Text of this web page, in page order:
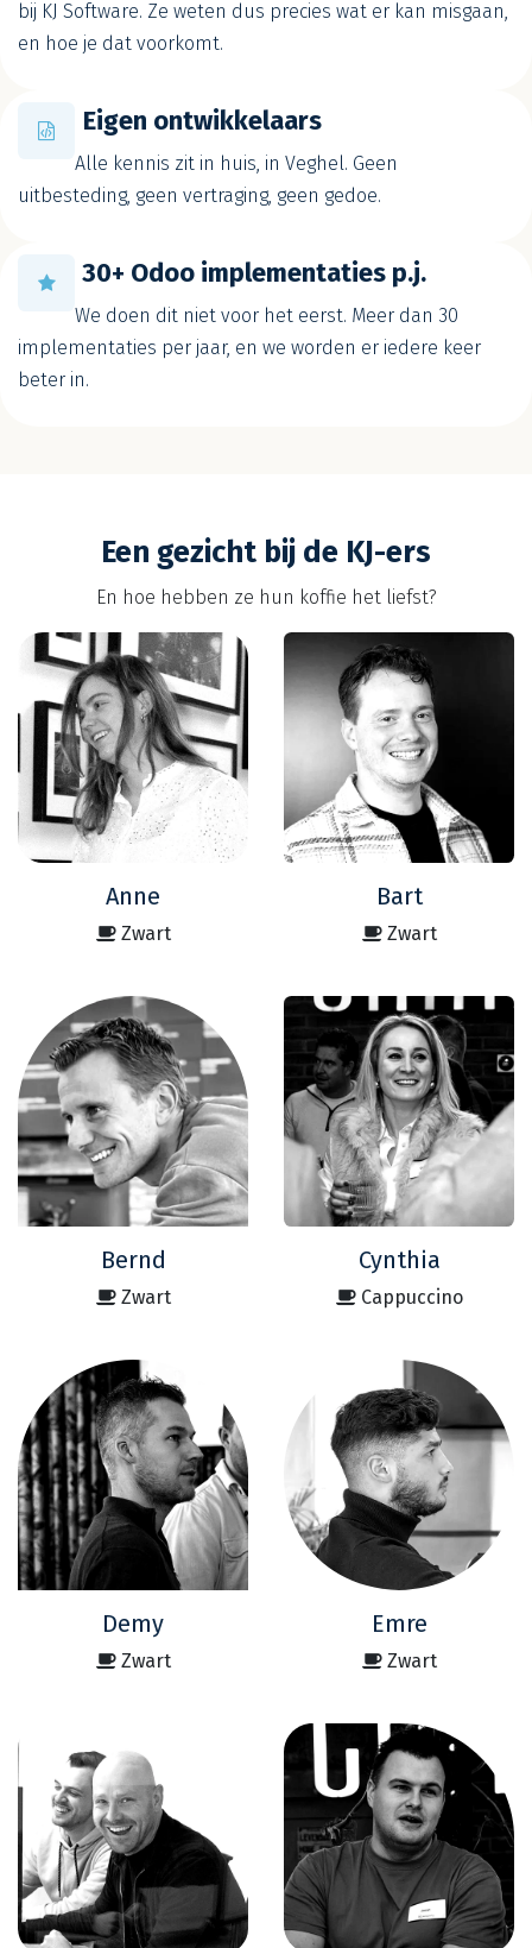
bij KJ Software. Ze weten dus precies wat er kan misgaan,
en hoe je dat voorkomt.
Eigen ontwikkelaars
Alle kennis zit in huis, in Veghel. Geen
uitbesteding, geen vertraging, geen gedoe.
30+ Odoo implementaties p.j.
We doen dit niet voor het eerst. Meer dan 30
implementaties per jaar, en we worden er iedere keer
beter in.
Een gezicht bij de KJ-ers
En hoe hebben ze hun koffie het liefst?
Anne
Zwart
Bart
Zwart
Bernd
Zwart
Cynthia
Cappuccino
Demy
Zwart
Emre
Zwart